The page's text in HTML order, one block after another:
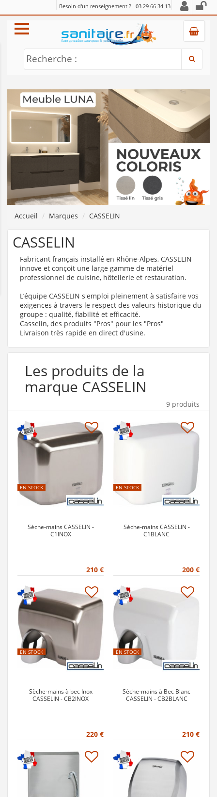
Besoin d'un renseignement ? 03 29 66 34 13
Recherche :
Accueil Marques CASSELIN
CASSELIN
Fabricant français installé en Rhône-Alpes, CASSELIN
innove et conçoit une large gamme de matériel
professionnel de cuisine, hôtellerie et restauration.
L’équipe CASSELIN s'emploi pleinement à satisfaire vos
exigences à travers le respect des valeurs historique du
groupe : qualité, fiabilité et efficacité.
Casselin, des produits "Pros" pour les "Pros"
Livraison très rapide en direct d'usine.
Les produits de la
marque CASSELIN
9 produits
EN STOCK
Sèche-mains CASSELIN -
C1INOX
210 €
EN STOCK
Sèche-mains CASSELIN -
C1BLANC
200 €
EN STOCK
Sèche-mains à bec Inox
CASSELIN - CB2INOX
220 €
EN STOCK
Sèche-mains à Bec Blanc
CASSELIN - CB2BLANC
210 €